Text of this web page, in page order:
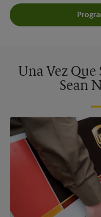
Una Vez
Sean